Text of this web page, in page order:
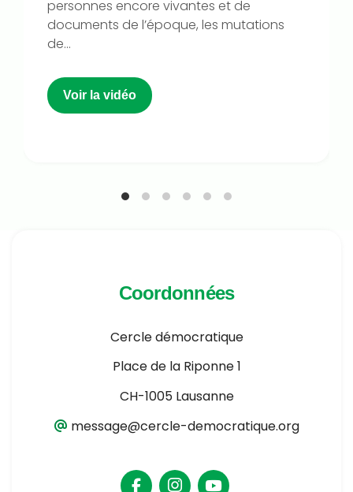
personnes encore vivantes et de
documents de l’époque, les mutations
de...
Voir la vidéo
Coordonnées
Cercle démocratique
Place de la Riponne 1
CH-1005 Lausanne
message@cercle-democratique.org